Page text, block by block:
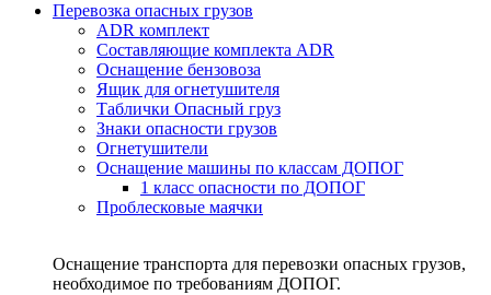
Перевозка опасных грузов
ADR комплект
Составляющие комплекта ADR
Оснащение бензовоза
Ящик для огнетушителя
Таблички Опасный груз
Знаки опасности грузов
Огнетушители
Оснащение машины по классам ДОПОГ
1 класс опасности по ДОПОГ
Проблесковые маячки
Оснащение транспорта для перевозки опасных грузов,
необходимое по требованиям ДОПОГ.